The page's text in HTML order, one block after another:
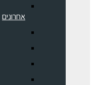
אחרונים